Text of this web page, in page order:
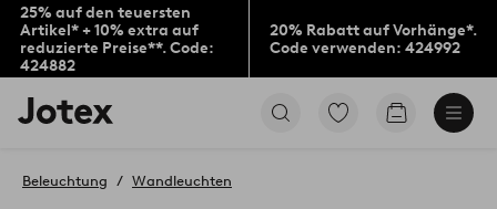
25% auf den teuersten
Artikel* + 10% extra auf
reduzierte Preise**. Code:
424882
20% Rabatt auf Vorhänge*.
Code verwenden: 424992
Jotex-
Logo
Startseite
Zu
Zum
Beleuchtung Wandleuchten